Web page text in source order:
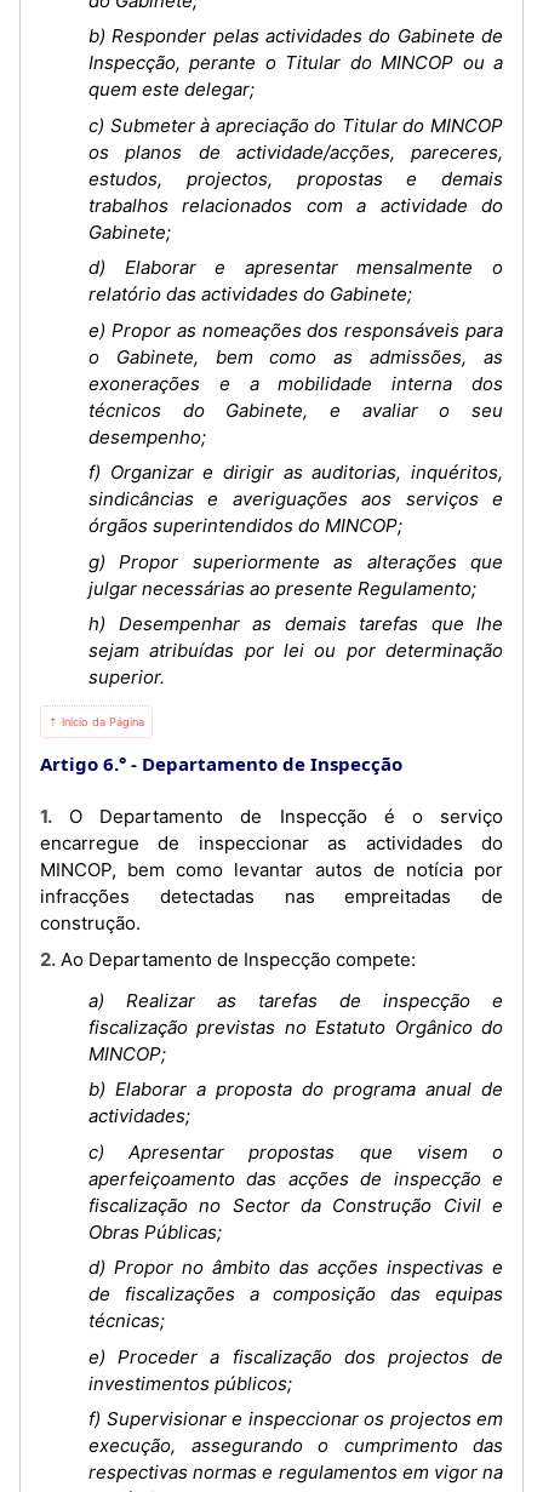
b) Responder pelas actividades do Gabinete de
Inspecção, perante o Titular do MINCOP ou a
quem este delegar;
c) Submeter à apreciação do Titular do MINCOP
os planos de actividade/acções, pareceres,
estudos, projectos, propostas e demais
trabalhos relacionados com a actividade do
Gabinete;
d) Elaborar e apresentar mensalmente o
relatório das actividades do Gabinete;
e) Propor as nomeações dos responsáveis para
o Gabinete, bem como as admissões, as
exonerações e a mobilidade interna dos
técnicos do Gabinete, e avaliar o seu
desempenho;
f) Organizar e dirigir as auditorias, inquéritos,
sindicâncias e averiguações aos serviços e
órgãos superintendidos do MINCOP;
g) Propor superiormente as alterações que
julgar necessárias ao presente Regulamento;
h) Desempenhar as demais tarefas que lhe
sejam atribuídas por lei ou por determinação
superior.
⇡ Início da Página
Artigo 6.° Departamento de Inspecção
1. O Departamento de Inspecção é o serviço
encarregue de inspeccionar as actividades do
MINCOP, bem como levantar autos de notícia por
infracções detectadas nas empreitadas de
construção.
2. Ao Departamento de Inspecção compete:
a) Realizar as tarefas de inspecção e
fiscalização previstas no Estatuto Orgânico do
MINCOP;
b) Elaborar a proposta do programa anual de
actividades;
c) Apresentar propostas que visem o
aperfeiçoamento das acções de inspecção e
fiscalização no Sector da Construção Civil e
Obras Públicas;
d) Propor no âmbito das acções inspectivas e
de fiscalizações a composição das equipas
técnicas;
e) Proceder a fiscalização dos projectos de
investimentos públicos;
f) Supervisionar e inspeccionar os projectos em
execução, assegurando o cumprimento das
respectivas normas e regulamentos em vigor na